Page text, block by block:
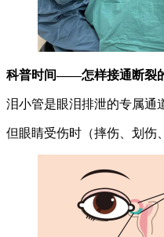
科普时间——怎样接通断裂
泪小管是眼泪排泄的专属通
但眼睛受伤时（摔伤、划伤